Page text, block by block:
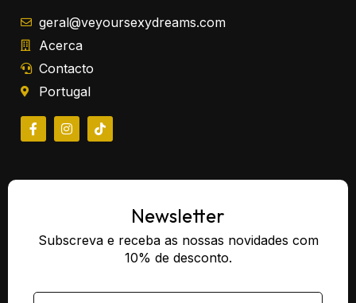
geral@veyoursexydreams.com
Acerca
Contacto
Portugal
Newsletter
Subscreva e receba as nossas novidades com
10% de desconto.